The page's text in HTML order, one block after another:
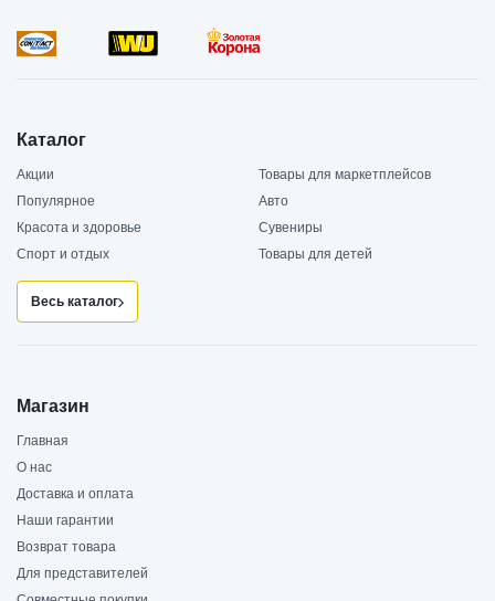
Каталог
Акции
Товары для маркетплейсов
Популярное
Авто
Красота и здоровье
Сувениры
Спорт и отдых
Товары для детей
Весь каталог
Магазин
Главная
О нас
Доставка и оплата
Наши гарантии
Возврат товара
Для представителей